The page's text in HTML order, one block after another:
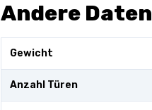
Andere Daten
Gewicht
Anzahl Türen